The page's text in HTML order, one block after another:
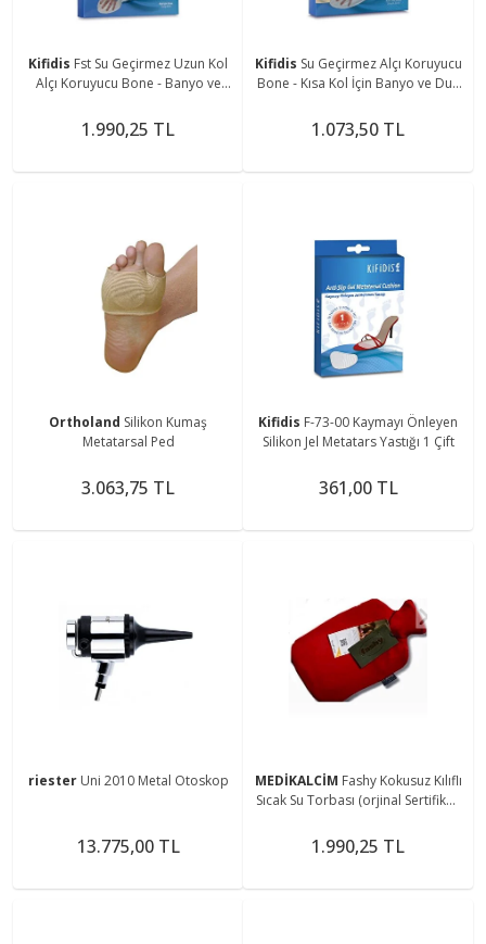
Kifidis Fst Su Geçirmez Uzun Kol
Alçı Koruyucu Bone - Banyo ve
2101
1.990,25 TL
Kifidis Su Geçirmez Alçı Koruyucu
Bone - Kısa Kol İçin Banyo ve Duş
1.073,50 TL
Ortholand Silikon Kumaş
Metatarsal Ped
3.063,75 TL
Kifidis F-73-00 Kaymayı Önleyen
Silikon Jel Metatars Yastığı 1 Çift
361,00 TL
riester Uni 2010 Metal Otoskop
13.775,00 TL
MEDİKALCİM Fashy Kokusuz Kılıflı
Sıcak Su Torbası (orjinal Sertifikalı
1.990,25 TL